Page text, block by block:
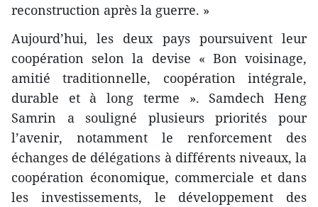
reconstruction après la guerre. »
Aujourd’hui, les deux pays poursuivent leur
coopération selon la devise « Bon voisinage,
amitié traditionnelle, coopération intégrale,
durable et à long terme ». Samdech Heng
Samrin a souligné plusieurs priorités pour
l’avenir, notamment le renforcement des
échanges de délégations à différents niveaux, la
coopération économique, commerciale et dans
les investissements, le développement des